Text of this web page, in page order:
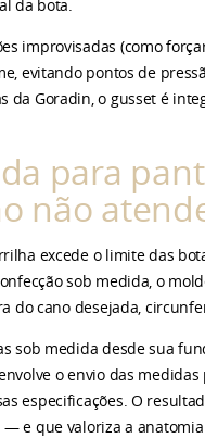
da bota.
improvisadas (como
evitando pontos de
da Goradin, o gusset é
para
não
excede o limite das
sob medida, o
do cano desejada,
sob medida desde sua
o envio das
especificações. O
e que valoriza a